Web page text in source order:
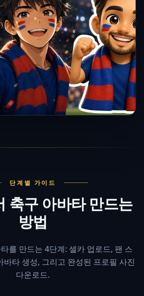
단계별 가이드
축구 아바타 만드는
방법
를 만드는 4단계: 셀카 업로드, 팬 스
바타 생성, 그리고 완성된 프로필 사진
다운로드.